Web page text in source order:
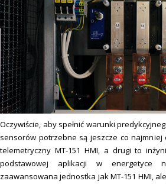
Oczywiście, aby spełnić warunki
sensorów potrzebne są jeszcze co najmniej
telemetryczny MT-151 HMI, a drugi to
podstawowej aplikacji w energetyce
zaawansowana jednostka jak MT-151 HMI,